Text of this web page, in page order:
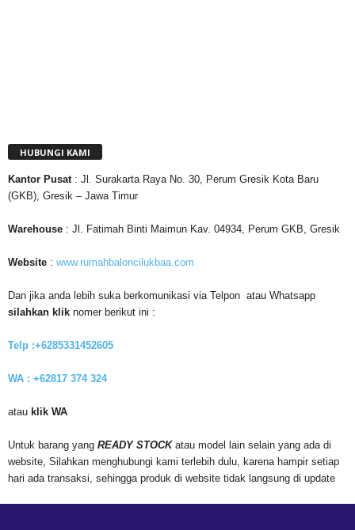
HUBUNGI KAMI
Kantor Pusat: Jl. Surakarta Raya No. 30, Perum Gresik Kota Baru
(GKB), Gresik – Jawa Timur
Warehouse : Jl. Fatimah Binti Maimun Kav. 04934, Perum GKB, Gresik
Website : www.rumahbaloncilukbaa.com
Dan jika anda lebih suka berkomunikasi via Telpon atau Whatsapp
silahkan klik nomer berikut ini :
Telp :+6285331452605
WA : +62817 374 324
atau klik WA
Untuk barang yang READY STOCKatau model lain selain yang ada di
website, Silahkan menghubungi kami terlebih dulu, karena hampir setiap
hari ada transaksi, sehingga produk di website tidak langsung di update